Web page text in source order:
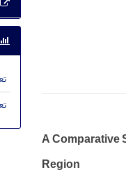
A Comparative
Region